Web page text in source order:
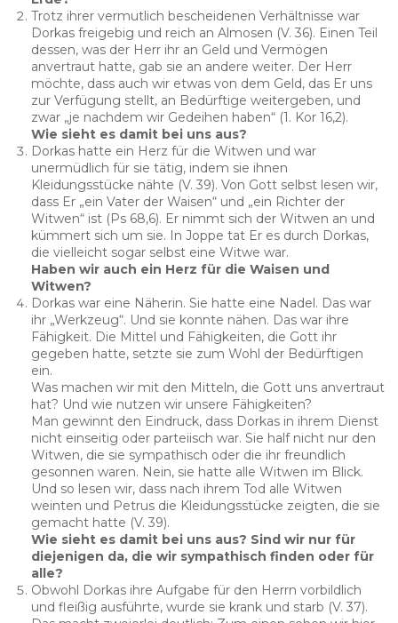
Trotz ihrer vermutlich bescheidenen Verhältnisse war
Dorkas freigebig und reich an Almosen (V. 36). Einen Teil
dessen, was der Herr ihr an Geld und Vermögen
anvertraut hatte, gab sie an andere weiter. Der Herr
möchte, dass auch wir etwas von dem Geld, das Er uns
zur Verfügung stellt, an Bedürftige weitergeben, und
zwar „je nachdem wir Gedeihen haben“ (1. Kor 16,2).
Wie sieht es damit bei uns aus?
Dorkas hatte ein Herz für die Witwen und war
unermüdlich für sie tätig, indem sie ihnen
Kleidungsstücke nähte (V. 39). Von Gott selbst lesen wir,
dass Er „ein Vater der Waisen“ und „ein Richter der
Witwen“ ist (Ps 68,6). Er nimmt sich der Witwen an und
kümmert sich um sie. In Joppe tat Er es durch Dorkas,
die vielleicht sogar selbst eine Witwe war.
Haben wir auch ein Herz für die Waisen und
Witwen?
Dorkas war eine Näherin. Sie hatte eine Nadel. Das war
ihr „Werkzeug“. Und sie konnte nähen. Das war ihre
Fähigkeit. Die Mittel und Fähigkeiten, die Gott ihr
gegeben hatte, setzte sie zum Wohl der Bedürftigen
ein.
Was machen wir mit den Mitteln, die Gott uns anvertraut
hat? Und wie nutzen wir unsere Fähigkeiten?
Man gewinnt den Eindruck, dass Dorkas in ihrem Dienst
nicht einseitig oder parteiisch war. Sie half nicht nur den
Witwen, die sie sympathisch oder die ihr freundlich
gesonnen waren. Nein, sie hatte alle Witwen im Blick.
Und so lesen wir, dass nach ihrem Tod alle Witwen
weinten und Petrus die Kleidungsstücke zeigten, die sie
gemacht hatte (V. 39).
Wie sieht es damit bei uns aus? Sind wir nur für
diejenigen da, die wir sympathisch finden oder für
alle?
Obwohl Dorkas ihre Aufgabe für den Herrn vorbildlich
und fleißig ausführte, wurde sie krank und starb (V. 37).